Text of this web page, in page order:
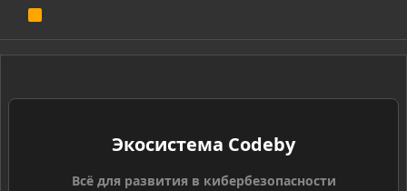
S
Экосистема Codeby
Всё для развития в кибербезопасности